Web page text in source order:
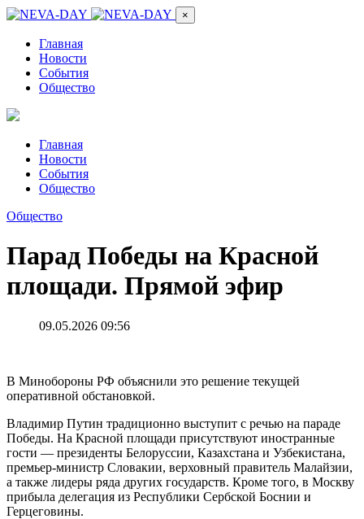
×
Главная
Новости
События
Общество
Главная
Новости
События
Общество
Общество
Парад Победы на Красной
площади. Прямой эфир
09.05.2026 09:56
В Минобороны РФ объяснили это решение текущей
оперативной обстановкой.
Владимир Путин традиционно выступит с речью на параде
Победы. На Красной площади присутствуют иностранные
гости — президенты Белоруссии, Казахстана и Узбекистана,
премьер-министр Словакии, верховный правитель Малайзии,
а также лидеры ряда других государств. Кроме того, в Москву
прибыла делегация из Республики Сербской Боснии и
Герцеговины.